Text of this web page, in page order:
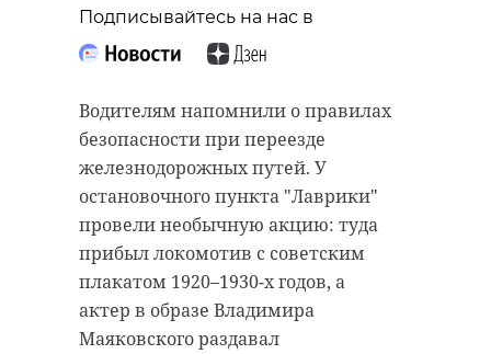
Подписывайтесь на нас в
Водителям напомнили о правилах
безопасности при переезде
железнодорожных путей. У
остановочного пункта "Лаврики"
провели необычную акцию: туда
прибыл локомотив с советским
плакатом 1920–1930-х годов, а
актер в образе Владимира
Маяковского раздавал